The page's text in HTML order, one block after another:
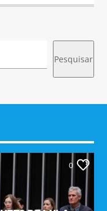
Pesquisar
0